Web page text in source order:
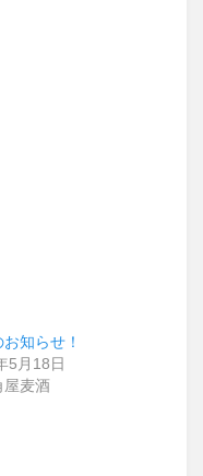
知らせ！
5月18日
屋麦酒